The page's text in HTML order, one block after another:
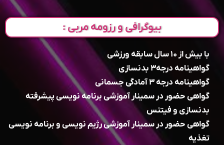
بیوگرافی و رزومه مربی :
با بیش از ۱۰ سال سابقه ورزشی
گواهینامه درجه۳ بدنسازی
گواهینامه درجه ۳ آمادگی جسمانی
گواهی حضور در سمینار آموزشی برنامه نویسی پیشرفته
بدنسازی و فیتنس
گواهی حضور در سمینار آموزشی رژیم نویسی و برنامه نویسی
تغذیه